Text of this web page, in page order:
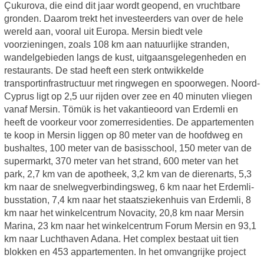
Çukurova, die eind dit jaar wordt geopend, en vruchtbare
gronden. Daarom trekt het investeerders van over de hele
wereld aan, vooral uit Europa. Mersin biedt vele
voorzieningen, zoals 108 km aan natuurlijke stranden,
wandelgebieden langs de kust, uitgaansgelegenheden en
restaurants. De stad heeft een sterk ontwikkelde
transportinfrastructuur met ringwegen en spoorwegen. Noord-
Cyprus ligt op 2,5 uur rijden over zee en 40 minuten vliegen
vanaf Mersin. Tömük is het vakantieoord van Erdemli en
heeft de voorkeur voor zomerresidenties. De appartementen
te koop in Mersin liggen op 80 meter van de hoofdweg en
bushaltes, 100 meter van de basisschool, 150 meter van de
supermarkt, 370 meter van het strand, 600 meter van het
park, 2,7 km van de apotheek, 3,2 km van de dierenarts, 5,3
km naar de snelwegverbindingsweg, 6 km naar het Erdemli-
busstation, 7,4 km naar het staatsziekenhuis van Erdemli, 8
km naar het winkelcentrum Novacity, 20,8 km naar Mersin
Marina, 23 km naar het winkelcentrum Forum Mersin en 93,1
km naar Luchthaven Adana. Het complex bestaat uit tien
blokken en 453 appartementen. In het omvangrijke project